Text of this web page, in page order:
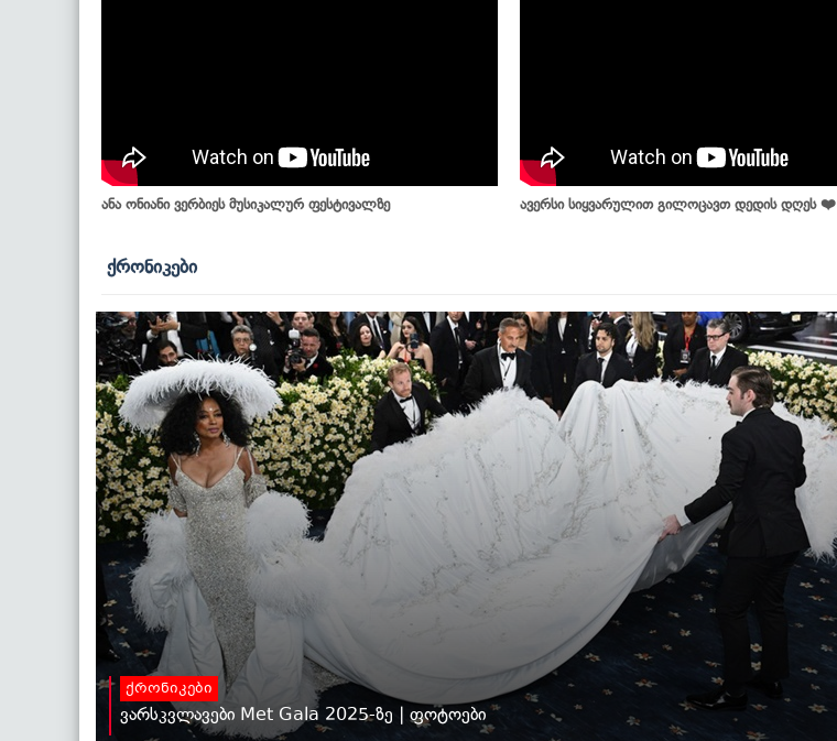
ანა ონიანი ვერბიეს მუსიკალურ ფესტივალზე ავერსი სიყვარულით გილოცავთ დედის დღეს ❤️
ქრონიკები
ქრონიკები
ვარსკვლავები Met Gala 2025-ზე | ფოტოები